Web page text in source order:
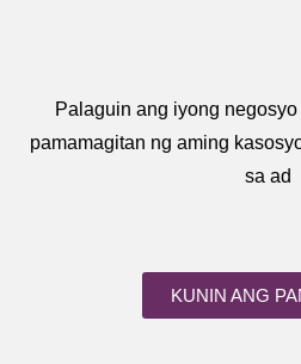
Palaguin ang iyong
pamamagitan ng aming
sa ad
KUNIN ANG